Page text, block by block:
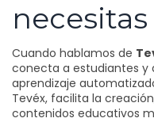
Cuando hablamos de
conecta a estudiantes y
aprendizaje
Tevéx, facilita la
contenidos educativos